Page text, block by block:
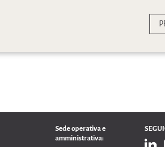
Sede operativa e
amministrativa: